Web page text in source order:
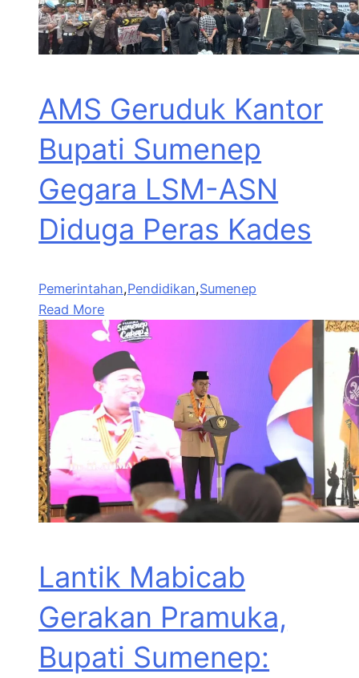
AMS Geruduk Kantor
Bupati Sumenep
Gegara LSM-ASN
Diduga Peras Kades
Pemerintahan,Pendidikan,Sumenep
Read More
Lantik Mabicab
Gerakan Pramuka,
Bupati Sumenep: